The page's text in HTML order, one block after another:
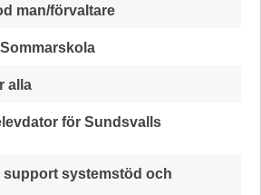
man/förvaltare
alla
för Sundsvalls
support systemstöd och